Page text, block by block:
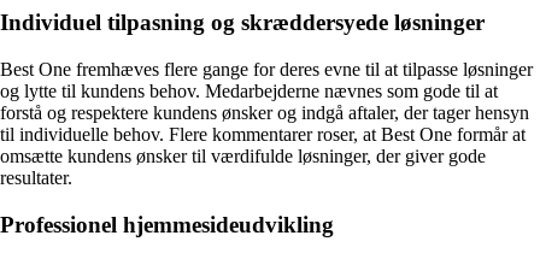
Individuel tilpasning og skræddersyede løsninger
Best One fremhæves flere gange for deres evne til at tilpasse løsninger
og lytte til kundens behov. Medarbejderne nævnes som gode til at
forstå og respektere kundens ønsker og indgå aftaler, der tager hensyn
til individuelle behov. Flere kommentarer roser, at Best One formår at
omsætte kundens ønsker til værdifulde løsninger, der giver gode
resultater.
Professionel hjemmesideudvikling